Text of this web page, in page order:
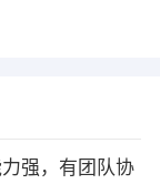
强，有团队协